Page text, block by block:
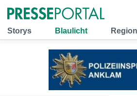
Storys Blaulicht